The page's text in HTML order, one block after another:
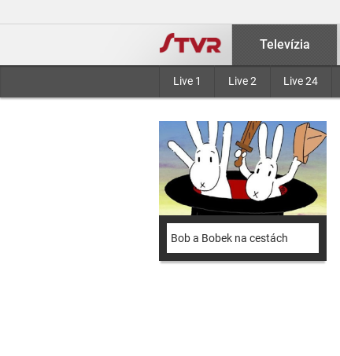
Televízia
Live 1 Live 2 Live 24
Bob a Bobek na cestách